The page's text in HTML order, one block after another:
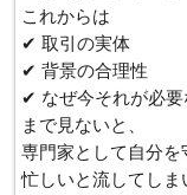
これからは
✔ 取引の実体
✔ 背景の合理性
✔ なぜ今それが必要
まで見ないと、
専門家として自分を
忙しいと流してしま